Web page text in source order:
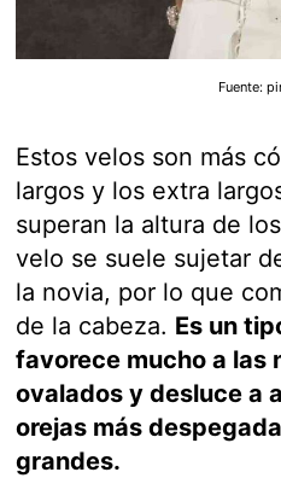
Fuente:
Estos velos son más
largos y los extra
superan la altura de
velo se suele sujetar
la novia, por lo que
de la cabeza. Es un
favorece mucho a las
ovalados y desluce a
orejas más
grandes.